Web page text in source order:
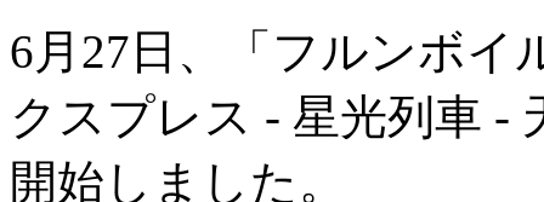
6月27日、「フルンボイ
クスプレス - 星光列車 -
開始しました。